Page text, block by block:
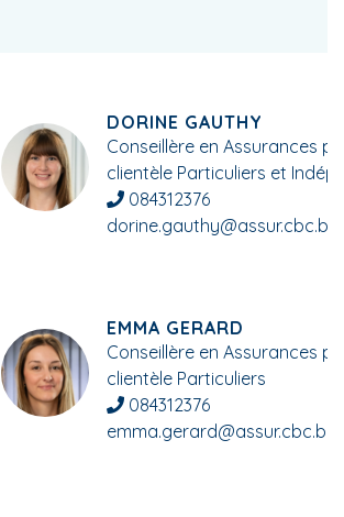
DORINE GAUTHY
Conseillère en Assurances pour la
clientèle Particuliers et Indépendants
084312376
dorine.gauthy@assur.cbc.be
EMMA GERARD
Conseillère en Assurances pour la
clientèle Particuliers
084312376
emma.gerard@assur.cbc.be